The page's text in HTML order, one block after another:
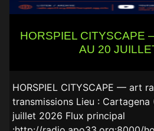
HORSPIEL CITYSCAPE
AU 20
HORSPIEL CITYSCAPE — art
transmissions Lieu : Cartagena
juillet 2026 Flux principal